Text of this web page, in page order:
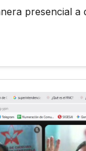
presencial a